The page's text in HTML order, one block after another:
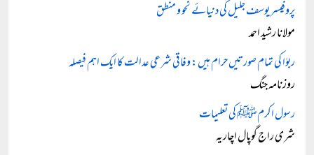
پروفیسر یوسف جلیل کی دنیائے نحو و منطق
مولانا رشید احمد
ربوٰا کی تمام صورتیں حرام ہیں: وفاقی شرعی عدالت کا ایک اہم فیصلہ
روزنامہ جنگ
رسول اکرمﷺ کی تعلیمات
شری راج گوپال اچاریہ